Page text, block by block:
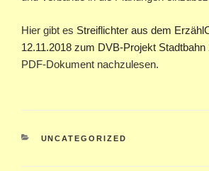
Hier gibt es Streiflichter aus dem
12.11.2018 zum DVB-Projekt Stadtbahn
PDF-Dokument nachzulesen.
KATEGORIEN
UNCATEGORIZED